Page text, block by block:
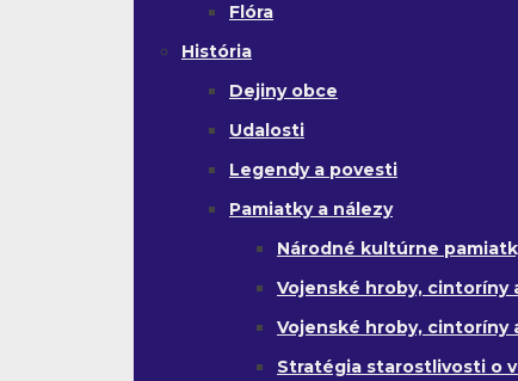
Flóra
História
Dejiny obce
Udalosti
Legendy a povesti
Pamiatky a nálezy
Národné kultúrne
Vojenské hroby, cintoríny
Vojenské hroby, cintoríny
Stratégia starostlivosti o